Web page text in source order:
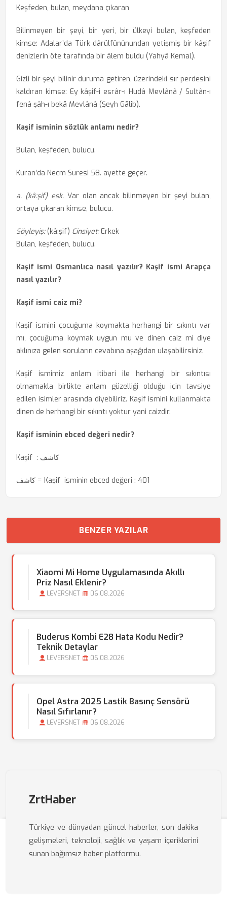
Keşfeden, bulan, meydana çıkaran
Bilinmeyen bir şeyi, bir yeri, bir ülkeyi bulan, keşfeden
kimse: Adalar’da Türk dârülfünûnundan yetişmiş bir kâşif
denizlerin öte tarafında bir âlem buldu (Yahyâ Kemal).
Gizli bir şeyi bilinir duruma getiren, üzerindeki sır perdesini
kaldıran kimse: Ey kâşif-i esrâr-ı Hudâ Mevlânâ / Sultân-ı
fenâ şâh-ı bekā Mevlânâ (Şeyh Gālib).
Kaşif isminin sözlük anlamı nedir?
Bulan, keşfeden, bulucu.
Kuran’da Necm Suresi 58. ayette geçer.
a. (kâ:şif) esk. Var olan ancak bilinmeyen bir şeyi bulan,
ortaya çıkaran kimse, bulucu.
Söyleyiş:(kâ:şif) Cinsiyet:Erkek
Bulan, keşfeden, bulucu.
Kaşif ismi Osmanlıca nasıl yazılır? Kaşif ismi Arapça
nasıl yazılır?
Kaşif ismi caiz mi?
Kaşif ismini çocuğuma koymakta herhangi bir sıkıntı var
mı, çocuğuma koymak uygun mu ve dinen caiz mi diye
aklınıza gelen soruların cevabına aşağıdan ulaşabilirsiniz.
Kaşif ismimiz anlam itibari ile herhangi bir sıkıntısı
olmamakla birlikte anlam güzelliği olduğu için tavsiye
edilen isimler arasında diyebiliriz. Kaşif ismini kullanmakta
dinen de herhangi bir sıkıntı yoktur yani caizdir.
Kaşif isminin ebced değeri nedir?
Kaşif : كاشف
كاشف = Kaşif isminin ebced değeri : 401
BENZER YAZILAR
Xiaomi Mi Home Uygulamasında Akıllı
Priz Nasıl Eklenir?
LEVERSNET 06.08.2026
Buderus Kombi E28 Hata Kodu Nedir?
Teknik Detaylar
LEVERSNET 06.08.2026
Opel Astra 2025 Lastik Basınç Sensörü
Nasıl Sıfırlanır?
LEVERSNET 06.08.2026
ZrtHaber
Türkiye ve dünyadan güncel haberler, son dakika
gelişmeleri, teknoloji, sağlık ve yaşam içeriklerini
sunan bağımsız haber platformu.